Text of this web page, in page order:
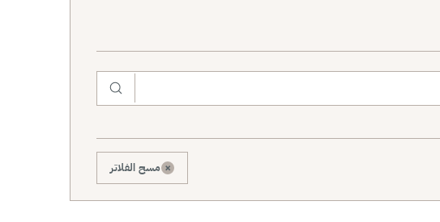
× مسح الفلاتر